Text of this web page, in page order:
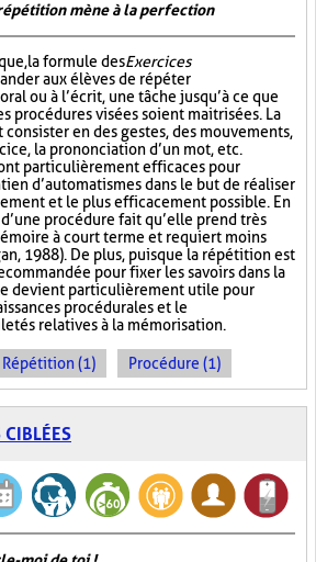
mène à la perfection
la formule desExercices
aux élèves de répéter
ou à l’écrit, une tâche jusqu’à ce que
procédures visées soient maitrisées. La
en des gestes, des mouvements,
la prononciation d’un mot, etc.
particulièrement efficaces pour
d’automatismes dans le but de réaliser
et le plus efficacement possible. En
procédure fait qu’elle prend très
à court terme et requiert moins
1988). De plus, puisque la répétition est
pour fixer les savoirs dans la
devient particulièrement utile pour
procédurales et le
relatives à la mémorisation.
Répétition (1) Procédure (1)